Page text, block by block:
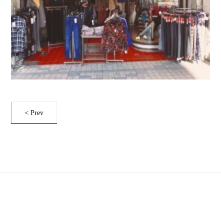
< Prev